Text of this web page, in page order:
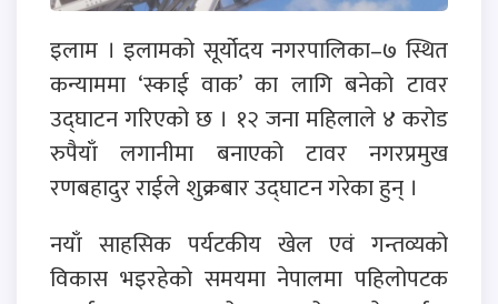
इलाम । इलामको सूर्योदय नगरपालिका–७ स्थित
कन्याममा ‘स्काई वाक’ का लागि बनेको टावर
उद्घाटन गरिएको छ । १२ जना महिलाले ४ करोड
रुपैयाँ लगानीमा बनाएको टावर नगरप्रमुख
रणबहादुर राईले शुक्रबार उद्घाटन गरेका हुन् ।
नयाँ साहसिक पर्यटकीय खेल एवं गन्तव्यको
विकास भइरहेको समयमा नेपालमा पहिलोपटक